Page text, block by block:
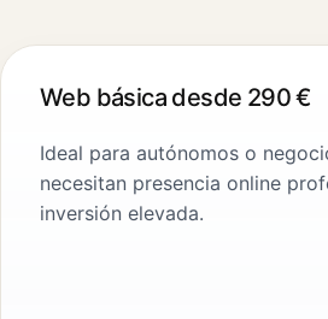
Web básica desde 290 €
Ideal para autónomos o
necesitan presencia online
inversión elevada.